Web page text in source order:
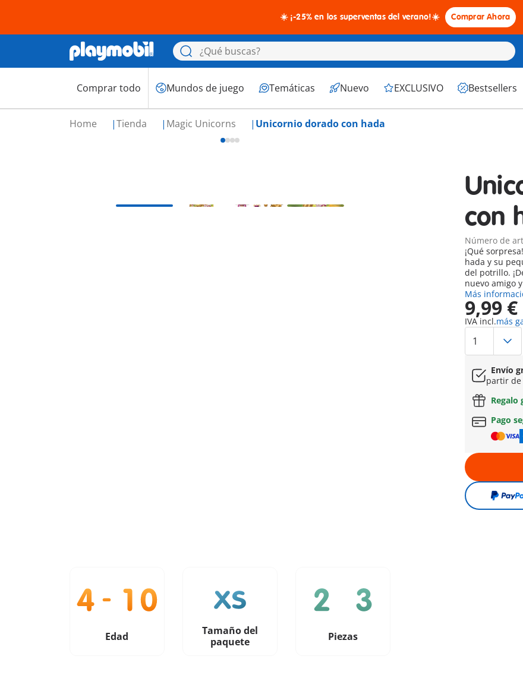
☀️ ¡-25% en los superventas del verano!☀️ Comprar Ahora
Comprar todo Mundos de juego Temáticas Nuevo EXCLUSIVO Bestsellers
Home Tienda Magic Unicorns Unicornio dorado con hada
con
Número de
¡Qué
hada y su
del potrillo.
nuevo amigo
Más
9,99 €
IVA incl.más
Envío
partir de
Regalo
Pago
Edad
Tamaño del
paquete
Piezas